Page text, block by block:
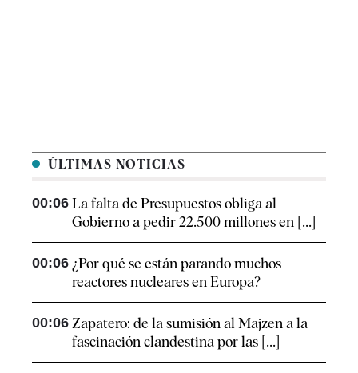
ÚLTIMAS NOTICIAS
00:06 La falta de Presupuestos obliga al
Gobierno a pedir 22.500 millones en [...]
00:06 ¿Por qué se están parando muchos
reactores nucleares en Europa?
00:06 Zapatero: de la sumisión al Majzen a la
fascinación clandestina por las [...]